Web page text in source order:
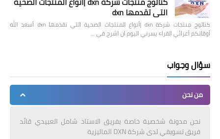
التي تقدمها dxn
كتالوج منتجات شركة dxn |أنواع المنتجات الصحية التي تقدمها dxn أسعد الله
أوقاتكم أعزائي القراء يسرني اليوم ان اشرح في …
سؤال وجواب
من نحن
نحن مدونة شخصية خاصة بفريق الاستاذ شامل العبيدي قائد
فريق تسويقي لدى شركة DXN الماليزية